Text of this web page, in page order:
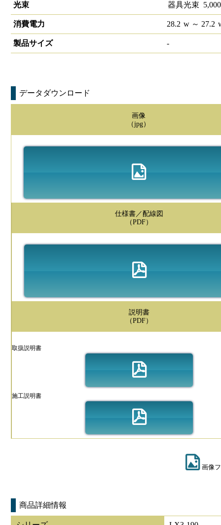
光束 器具光束 5,000
消費電力 28.2 w～ 27.2
製品サイズ -
データダウンロード
画像
（jpg）
仕様書／配線図
（PDF）
説明書
（PDF）
取扱説明書
施工説明書
画像
商品詳細情報